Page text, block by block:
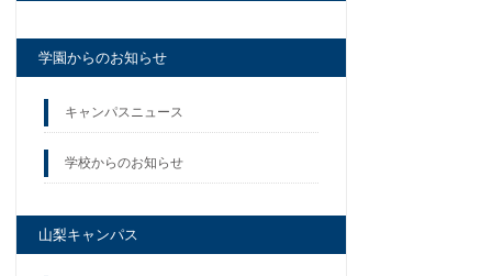
学園からのお知らせ
キャンパスニュース
学校からのお知らせ
山梨キャンパス